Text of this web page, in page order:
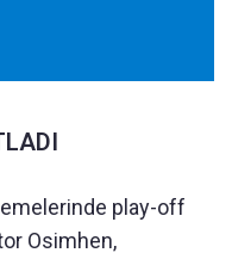
play-off
Osimhen,